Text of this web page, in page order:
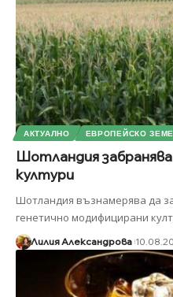
АКТУАЛНО ЕВРОПЕЙСКО
Шотландия
култури
Шотландия възнамерява да
генетично модифицирани
Лилия Александрова